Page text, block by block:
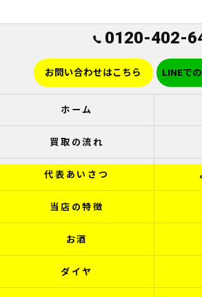
0120-402-
お問い合わせはこちら LINEで
ホーム
買取の流れ
代表あいさつ
当店の特徴
お酒
ダイヤ